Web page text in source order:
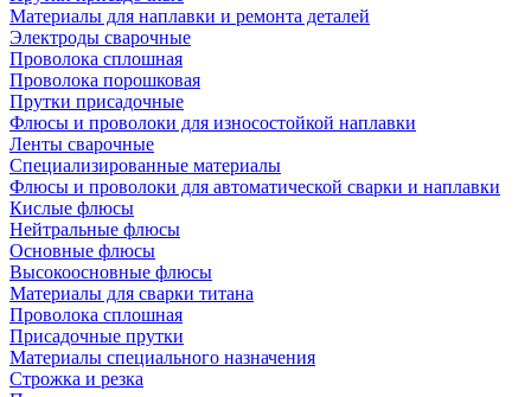
Материалы для наплавки и ремонта деталей
Электроды сварочные
Проволока сплошная
Проволока порошковая
Прутки присадочные
Флюсы и проволоки для износостойкой наплавки
Ленты сварочные
Специализированные материалы
Флюсы и проволоки для автоматической сварки и наплавки
Кислые флюсы
Нейтральные флюсы
Основные флюсы
Высокоосновные флюсы
Материалы для сварки титана
Проволока сплошная
Присадочные прутки
Материалы специального назначения
Строжка и резка